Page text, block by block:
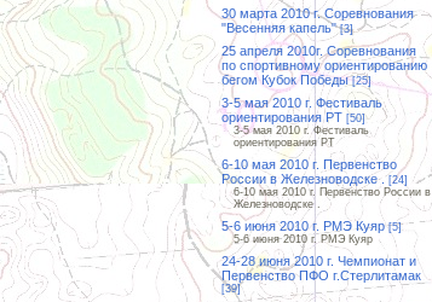
30 марта 2010 г. Cоревнования
"Весенняя капель" [3]
25 апреля 2010г. Соревнования
по спортивному ориентированию
бегом Кубок Победы [25]
3-5 мая 2010 г. Фестиваль
ориентирования РТ [50]
3-5 мая 2010 г. Фестиваль
ориентирования РТ
6-10 мая 2010 г. Первенство
России в Железноводске .
[24]
6-10 мая 2010 г. Первенство России в
Железноводске .
5-6 июня 2010 г. РМЭ Куяр [5]
5-6 июня 2010 г. РМЭ Куяр
24-28 июня 2010 г. Чемпионат и
Первенство ПФО г.Стерлитамак
[39]